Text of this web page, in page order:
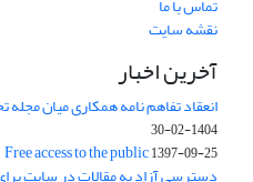
نقشه سایت
آخرین اخبار
انعقاد تفاهم نامه همکاری میان مجله
1404-02-30
Free access to the public1397-09-25
دسترسی آزاد به مقالات در سایت